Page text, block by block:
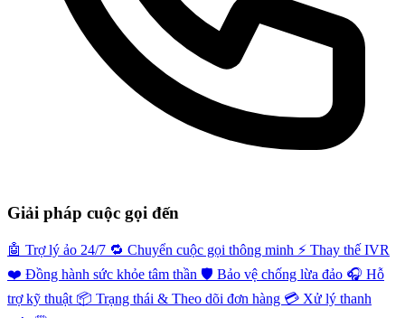
Giải pháp cuộc gọi đến
🤖 Trợ lý ảo 24/7 🔁 Chuyển cuộc gọi thông minh ⚡️ Thay thế IVR
❤️ Đồng hành sức khỏe tâm thần 🛡️ Bảo vệ chống lừa đảo 🎧 Hỗ
trợ kỹ thuật 📦 Trạng thái & Theo dõi đơn hàng 💳 Xử lý thanh